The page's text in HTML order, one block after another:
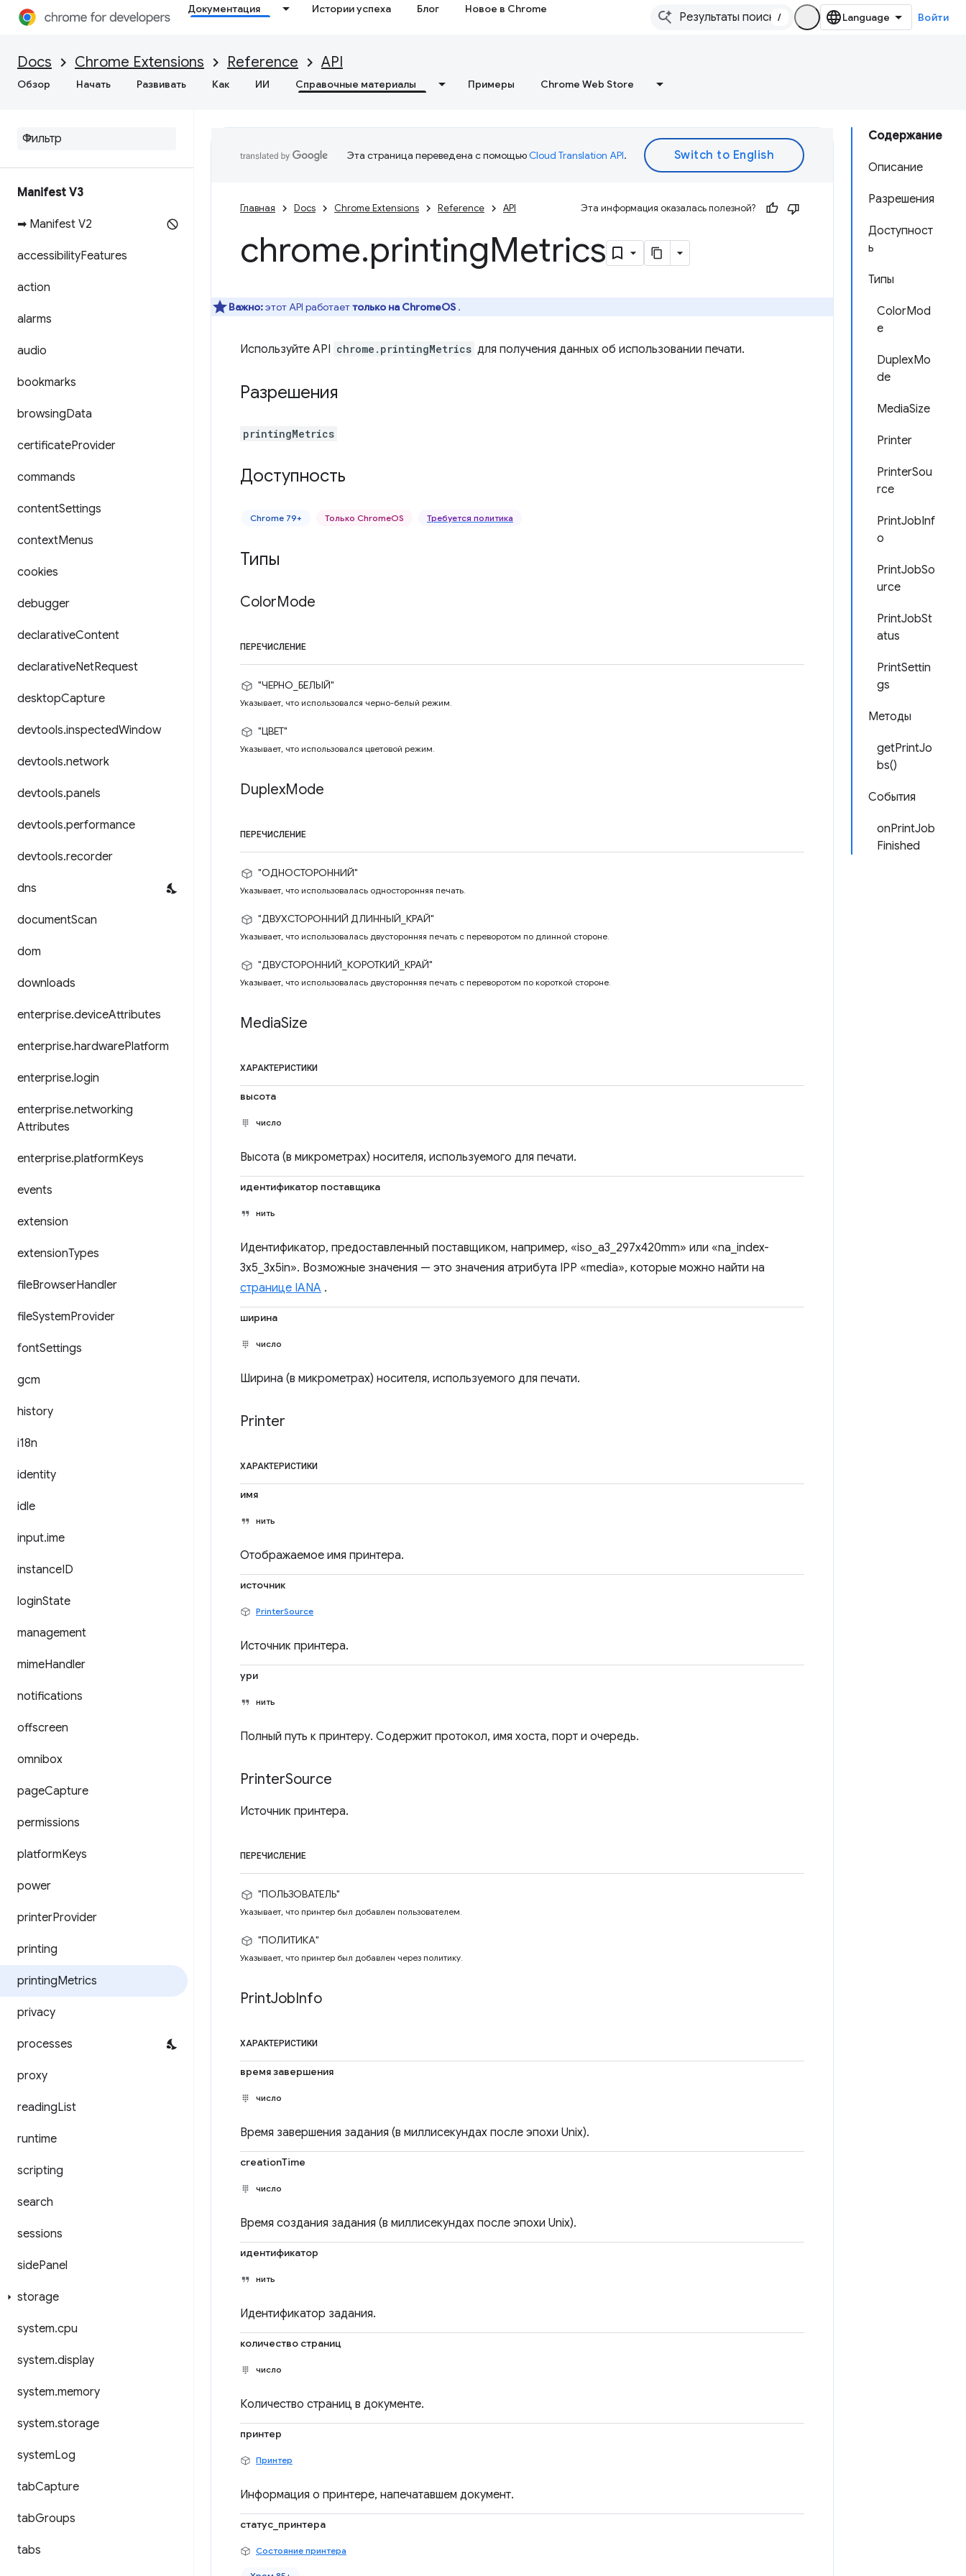
Документация Истории успеха Блог Новое в Chrome
/ Войти
Docs Chrome Extensions Reference API
Обзор Начать Развивать Как ИИ Справочные материалы Примеры Chrome Web Store
Manifest V3
➡ Manifest V2
accessibilityFeatures
action
alarms
audio
bookmarks
browsingData
certificateProvider
commands
contentSettings
contextMenus
cookies
debugger
declarativeContent
declarativeNetRequest
desktopCapture
devtools.inspectedWindow
devtools.network
devtools.panels
devtools.performance
devtools.recorder
dns
documentScan
dom
downloads
enterprise.deviceAttributes
enterprise.hardwarePlatform
enterprise.login
enterprise.networking
Attributes
enterprise.platformKeys
events
extension
extensionTypes
fileBrowserHandler
fileSystemProvider
fontSettings
gcm
history
i18n
identity
idle
input.ime
instanceID
loginState
management
mimeHandler
notifications
offscreen
omnibox
pageCapture
permissions
platformKeys
power
printerProvider
printing
printingMetrics
privacy
processes
proxy
readingList
runtime
scripting
search
sessions
sidePanel
storage
system.cpu
system.display
system.memory
system.storage
systemLog
tabCapture
tabGroups
tabs
Содержание
Описание
Разрешения
Доступност
ь
Типы
ColorMod
e
DuplexMo
de
MediaSize
Printer
PrinterSou
rce
PrintJobInf
o
PrintJobSo
urce
PrintJobSt
atus
PrintSettin
gs
Методы
getPrintJo
bs()
События
onPrintJob
Finished
Эта страница переведена с помощьюCloud Translation API.
Главная Docs Chrome Extensions Reference API Эта информация оказалась полезной?
chrome.printingMetrics
Важно:этот API работаеттолько на ChromeOS .
Используйте API chrome.printingMetrics для получения данных об использовании печати.
Разрешения
printingMetrics
Доступность
Chrome 79+ Только ChromeOS Требуется политика
Типы
ColorMode
ПЕРЕЧИСЛЕНИЕ
"ЧЕРНО_БЕЛЫЙ"
Указывает, что использовался черно-белый режим.
"ЦВЕТ"
Указывает, что использовался цветовой режим.
DuplexMode
ПЕРЕЧИСЛЕНИЕ
"ОДНОСТОРОННИЙ"
Указывает, что использовалась односторонняя печать.
"ДВУХСТОРОННИЙ ДЛИННЫЙ_КРАЙ"
Указывает, что использовалась двусторонняя печать с переворотом по длинной стороне.
"ДВУСТОРОННИЙ_КОРОТКИЙ_КРАЙ"
Указывает, что использовалась двусторонняя печать с переворотом по короткой стороне.
MediaSize
ХАРАКТЕРИСТИКИ
высота
число
Высота (в микрометрах) носителя, используемого для печати.
идентификатор поставщика
нить
Идентификатор, предоставленный поставщиком, например, «iso_a3_297x420mm» или «na_index-
3x5_3x5in». Возможные значения — это значения атрибута IPP «media», которые можно найти на
странице IANA .
ширина
число
Ширина (в микрометрах) носителя, используемого для печати.
Printer
ХАРАКТЕРИСТИКИ
имя
нить
Отображаемое имя принтера.
источник
PrinterSource
Источник принтера.
ури
нить
Полный путь к принтеру. Содержит протокол, имя хоста, порт и очередь.
PrinterSource
Источник принтера.
ПЕРЕЧИСЛЕНИЕ
"ПОЛЬЗОВАТЕЛЬ"
Указывает, что принтер был добавлен пользователем.
"ПОЛИТИКА"
Указывает, что принтер был добавлен через политику.
PrintJobInfo
ХАРАКТЕРИСТИКИ
время завершения
число
Время завершения задания (в миллисекундах после эпохи Unix).
creationTime
число
Время создания задания (в миллисекундах после эпохи Unix).
идентификатор
нить
Идентификатор задания.
количество страниц
число
Количество страниц в документе.
принтер
Принтер
Информация о принтере, напечатавшем документ.
статус_принтера
Состояние принтера